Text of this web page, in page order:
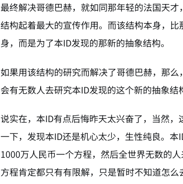
最终解决哥德巴赫，就如同那年轻的法国天
结构起着最大的宣传作用。而该结构本身，
身，而是为了本ID发现的那新的抽象结构。
如果用该结构的研究而解决了哥德巴赫，那
会有无数人去研究本ID发现的这个新的抽象结
说实在，本ID有点后悔昨天太兴奋了，当然
一下，发现本ID还是机心太少，生性纯良。本
1000万人民币一个方程，然后全世界无数的
方程肯定都只有有限解，只是暂时不知道怎